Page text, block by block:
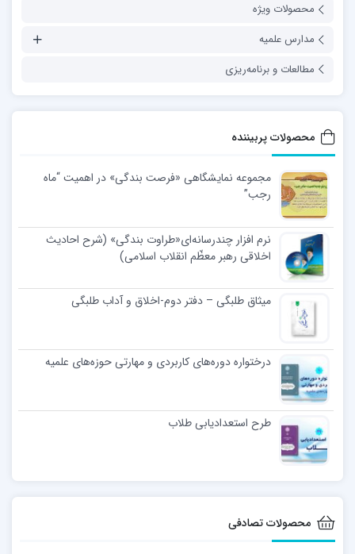
محصولات ویژه
مدارس علمیه
مطالعات و برنامه‌ریزی
محصولات پربیننده
مجموعه نمایشگاهی «فرصت بندگی» در اهمیت “ماه
رجب”
نرم افزار چندرسانه‌ای«طراوت بندگی» (شرح احادیث
اخلاقی رهبر معظّم انقلاب اسلامی)
میثاق طلبگی – دفتر دوم-اخلاق و آداب طلبگی
درختواره دوره‌های کاربردی و مهارتی حوزه‌های علمیه
طرح استعدادیابی طلاب
محصولات تصادفی